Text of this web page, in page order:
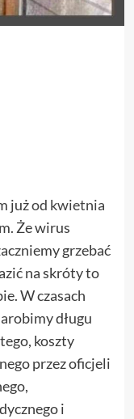
jużod kwietnia
Że wirus
grzebać
na skróty to
W czasach
długu
koszty
przez oficjeli
i